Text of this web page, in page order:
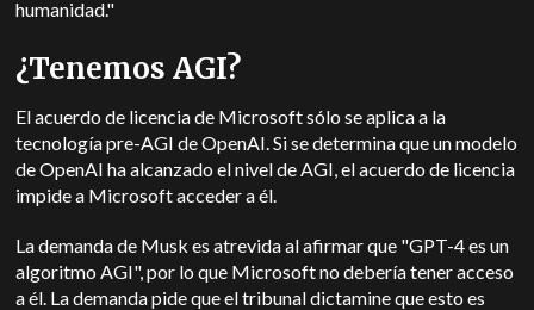
humanidad."
¿Tenemos AGI?
El acuerdo de licencia de Microsoft sólo se aplica a la
tecnología pre-AGI de OpenAI. Si se determina que un modelo
de OpenAI ha alcanzado el nivel de AGI, el acuerdo de licencia
impide a Microsoft acceder a él.
La demanda de Musk es atrevida al afirmar que "GPT-4 es un
algoritmo AGI", por lo que Microsoft no debería tener acceso
a él. La demanda pide que el tribunal dictamine que esto es